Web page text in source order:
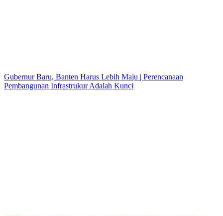
Gubernur Baru, Banten Harus Lebih Maju | Perencanaan
Pembangunan Infrastrukur Adalah Kunci